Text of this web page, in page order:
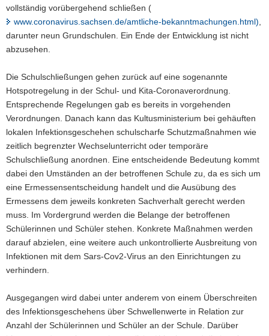
vollständig vorübergehend schließen (
www.coronavirus.sachsen.de/amtliche-bekanntmachungen.html)
darunter neun Grundschulen. Ein Ende der Entwicklung ist nicht
abzusehen.
Die Schulschließungen gehen zurück auf eine sogenannte
Hotspotregelung in der Schul- und Kita-Coronaverordnung.
Entsprechende Regelungen gab es bereits in vorgehenden
Verordnungen. Danach kann das Kultusministerium bei gehäuften
lokalen Infektionsgeschehen schulscharfe Schutzmaßnahmen wie
zeitlich begrenzter Wechselunterricht oder temporäre
Schulschließung anordnen. Eine entscheidende Bedeutung kommt
dabei den Umständen an der betroffenen Schule zu, da es sich um
eine Ermessensentscheidung handelt und die Ausübung des
Ermessens dem jeweils konkreten Sachverhalt gerecht werden
muss. Im Vordergrund werden die Belange der betroffenen
Schülerinnen und Schüler stehen. Konkrete Maßnahmen werden
darauf abzielen, eine weitere auch unkontrollierte Ausbreitung von
Infektionen mit dem Sars-Cov2-Virus an den Einrichtungen zu
verhindern.
Ausgegangen wird dabei unter anderem von einem Überschreiten
des Infektionsgeschehens über Schwellenwerte in Relation zur
Anzahl der Schülerinnen und Schüler an der Schule. Darüber